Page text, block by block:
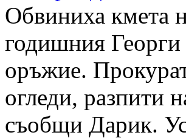
Обвиниха кмета
годишния Георги
оръжие.
огледи, разпити
съобщи Дарик.